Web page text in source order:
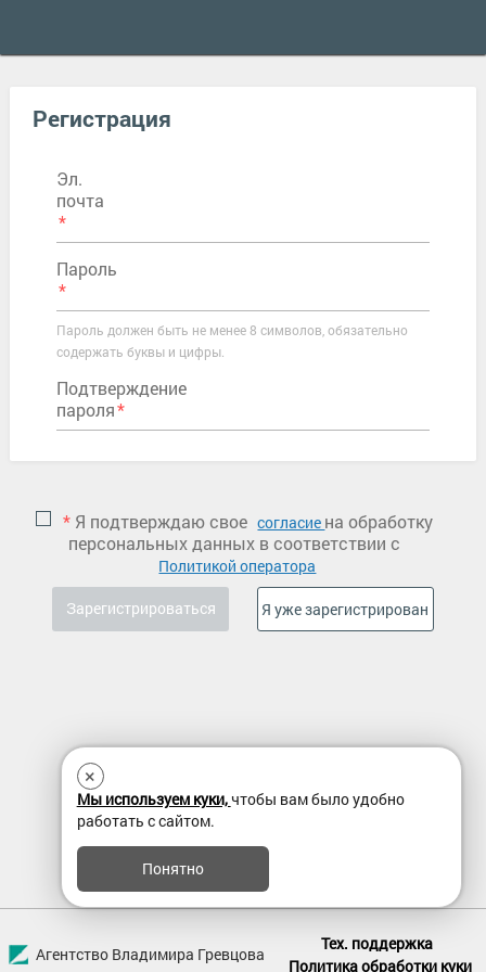
Регистрация
Эл.
почта
Пароль
Пароль должен быть не менее 8 символов, обязательно
содержать буквы и цифры.
Подтверждение
пароля
* Я подтверждаю свое согласие на обработку
персональных данных в соответствии с
Политикой оператора
Агентство Владимира Гревцова
Тех. поддержка
Политика обработки куки
×
Мы используем куки,чтобы вам было удобно
работать с сайтом.
Понятно